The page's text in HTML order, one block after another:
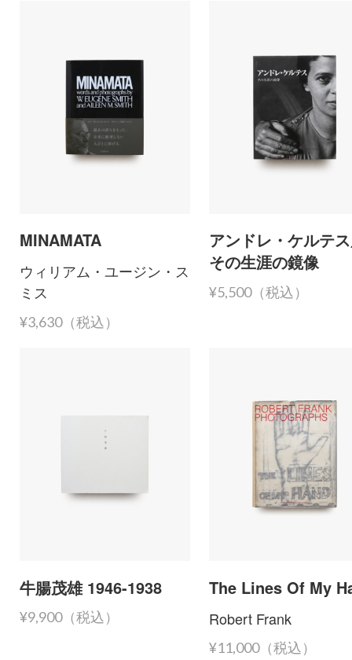
MINAMATA
ウィリアム・ユージン・ス
ミス
¥3,630（税込）
アンドレ・ケルテ
その生涯の鏡像
¥5,500（税込）
牛腸茂雄 1946-1938
¥9,900（税込）
The Lines Of My
Robert Frank
¥11,000（税込）